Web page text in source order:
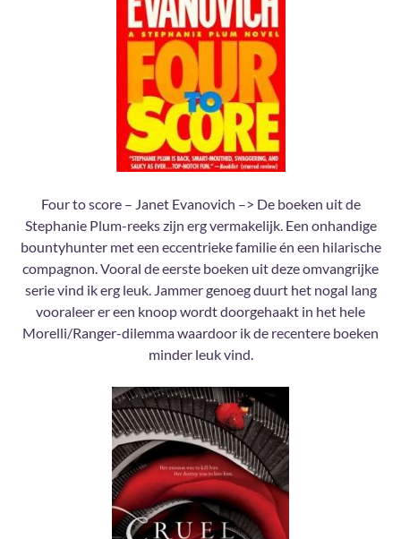
Four to score – Janet Evanovich –> De boeken uit de
Stephanie Plum-reeks zijn erg vermakelijk. Een onhandige
bountyhunter met een eccentrieke familie én een hilarische
compagnon. Vooral de eerste boeken uit deze omvangrijke
serie vind ik erg leuk. Jammer genoeg duurt het nogal lang
vooraleer er een knoop wordt doorgehaakt in het hele
Morelli/Ranger-dilemma waardoor ik de recentere boeken
minder leuk vind.